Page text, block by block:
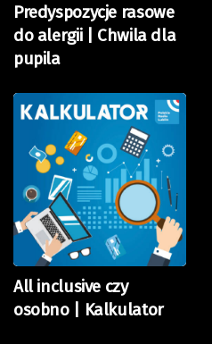
Predyspozycje rasowe
do alergii | Chwila dla
pupila
All inclusive czy
osobno | Kalkulator